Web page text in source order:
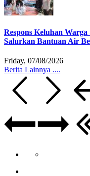
Respons Keluhan
Salurkan Bantuan Air
Friday, 07/08/2026
Berita Lainnya ....